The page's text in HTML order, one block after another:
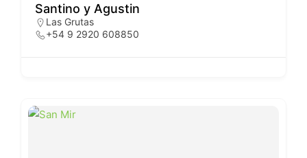
Santino y Agustin
Las Grutas
+54 9 2920 608850